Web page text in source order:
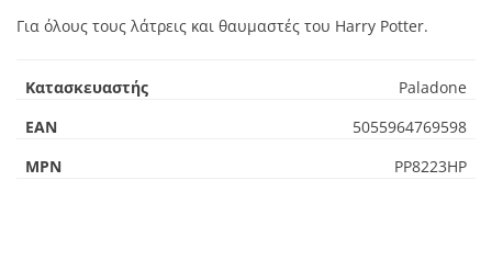
Για όλους τους λάτρεις και θαυμαστές του Harry Potter.
Κατασκευαστής
Paladone
EAN
5055964769598
MPN
PP8223HP